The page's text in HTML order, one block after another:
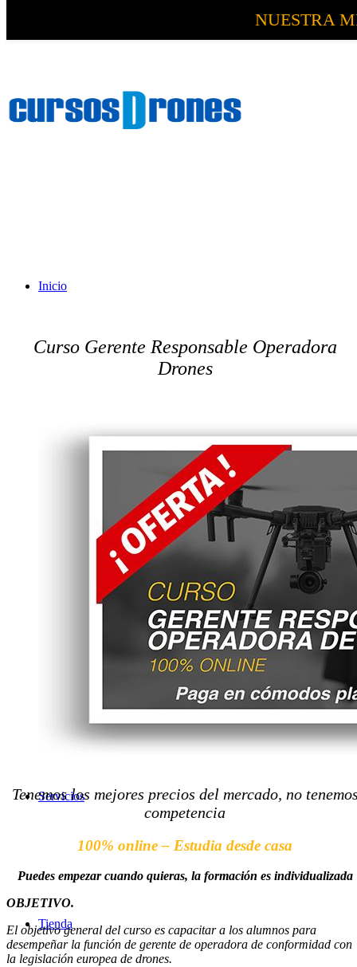
Inicio
Servicios
Tienda
Curso Gerente Responsable Operadora
Drones
Tenemos los mejores precios del mercado, no
competencia
100% online – Estudia desde casa
Puedes empezar cuando quieras, la formación es individualizada
OBJETIVO.
El objetivo general del curso es capacitar a los alumnos para
desempeñar la función de gerente de operadora de conformidad con
la legislación europea de drones.
NUESTRA